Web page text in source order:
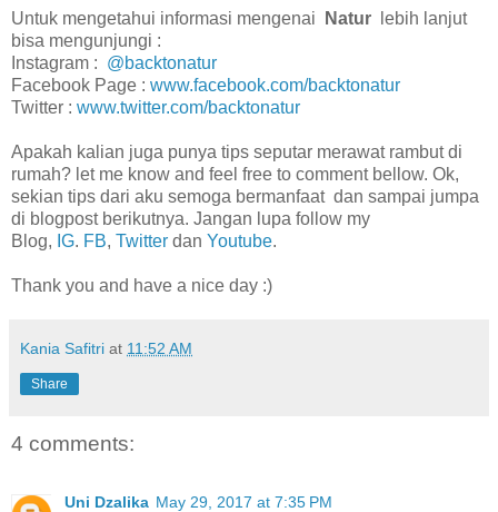
Untuk mengetahui informasi mengenai Natur
lebih lanjut
bisa mengunjungi :
Instagram : @backtonatur
Facebook Page : www.facebook.com/backtonatur
Twitter : www.twitter.com/backtonatur
Apakah kalian juga punya tips seputar merawat rambut di
rumah? let me know and feel free to comment bellow. Ok,
sekian tips dari aku semoga bermanfaat dan sampai jumpa
di blogpost berikutnya. Jangan lupa follow my
Blog, IG. FB, Twitter dan Youtube.
Thank you and have a nice day :)
Kania Safitri at 11:52 AM
Share
4 comments:
Uni Dzalika May 29, 2017 at 7:35 PM